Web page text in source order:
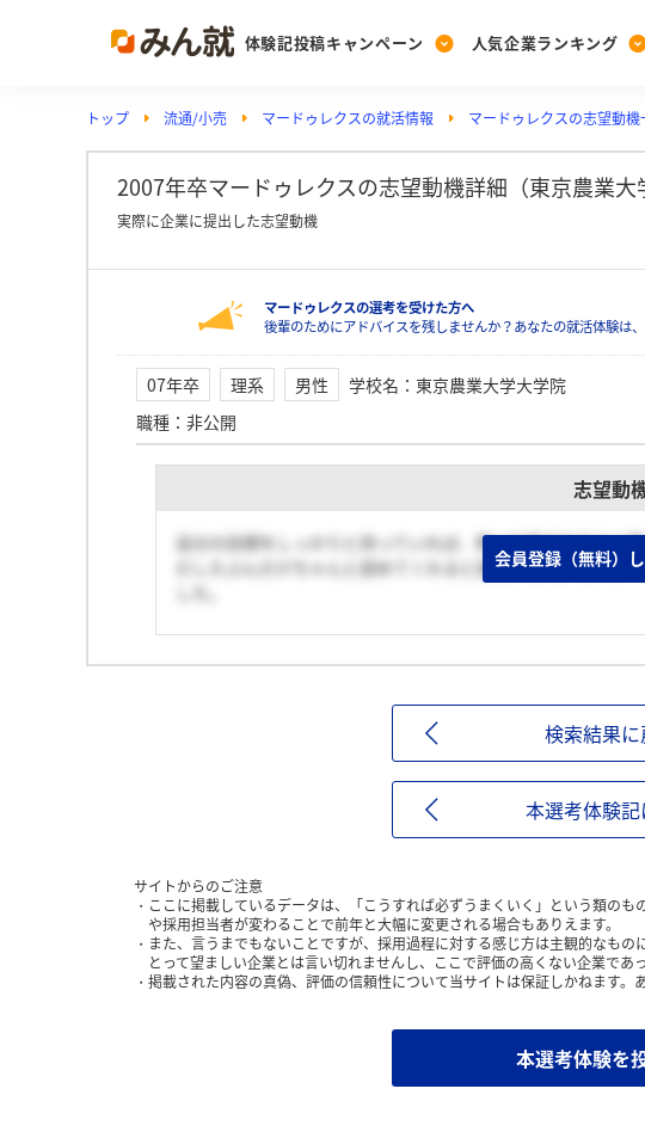
体験記投稿キャンペーン
Post
投稿する
人気企業ランキング
Ranking
ランキングを見る
Vote
投票する
PickUp
注目の企業特集
トップ 流通/小売 マードゥレクスの就活情報 マードゥレクスの志望動機
2007年卒マードゥレクスの志望動機詳細（東京農業大
実際に企業に提出した志望動機
マードゥレクスの選考を受けた方へ
後輩のためにアドバイスを残しませんか？あなたの就活体験は
07年卒 理系 男性 学校名 ： 東京農業大学大学院
職種 ： 非公開
志望動
自分の目標をしっかりと持っていれば、熱い仕事ができると
だしたぶんだけちゃんと認めてくれると感じました。とにか
会員登録（無料）
検索結果に
本選考体験記
サイトからのご注意
ここに掲載しているデータは、「こうすれば必ずうまくいく」という類の
や採用担当者が変わることで前年と大幅に変更される場合もありえます。
また、言うまでもないことですが、採用過程に対する感じ方は主観的なも
とって望ましい企業とは言い切れませんし、ここで評価の高くない企業であ
掲載された内容の真偽、評価の信頼性について当サイトは保証しかねます。
本選考体験を